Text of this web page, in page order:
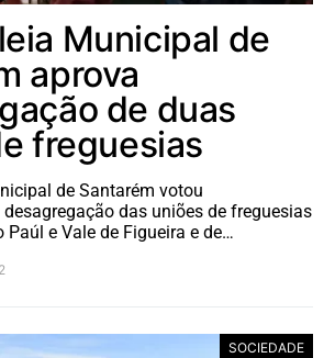
Municipal de
aprova
de duas
freguesias
de Santarém votou
das uniões de freguesias
Paúl e Vale de Figueira e de…
SOCIEDADE